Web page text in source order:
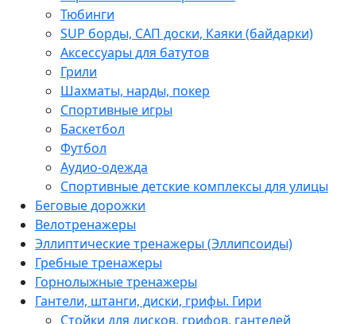
Тюбинги
SUP борды, САП доски, Каяки (байдарки)
Аксессуары для батутов
Грили
Шахматы, нарды, покер
Спортивные игры
Баскетбол
Футбол
Аудио-одежда
Спортивные детские комплексы для улицы
Беговые дорожки
Велотренажеры
Эллиптические тренажеры (Эллипсоиды)
Гребные тренажеры
Горнолыжные тренажеры
Гантели, штанги, диски, грифы. Гири
Стойки для дисков, грифов, гантелей